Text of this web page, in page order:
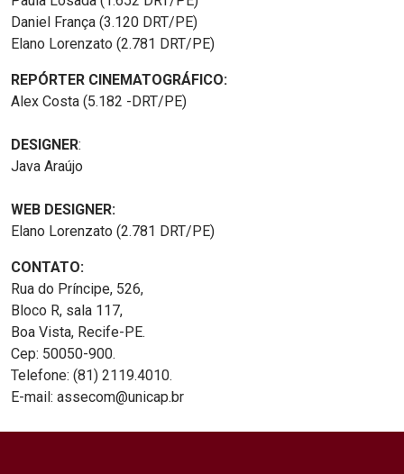
Daniel França (3.120 DRT/PE)
Elano Lorenzato (2.781 DRT/PE)
REPÓRTER CINEMATOGRÁFICO:
Alex Costa (5.182 -DRT/PE)
DESIGNER:
Java Araújo
WEB DESIGNER:
Elano Lorenzato (2.781 DRT/PE)
CONTATO:
Rua do Príncipe, 526,
Bloco R, sala 117,
Boa Vista, Recife-PE.
Cep: 50050-900.
Telefone: (81) 2119.4010.
E-mail: assecom@unicap.br